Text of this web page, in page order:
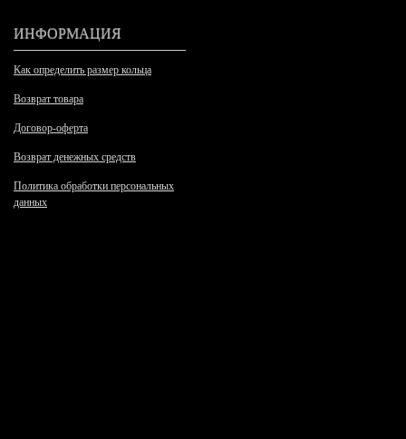
ИНФОРМАЦИЯ
Как определить размер кольца
Возврат товара
Договор-оферта
Возврат денежных средств
Политика обработки персональных
данных